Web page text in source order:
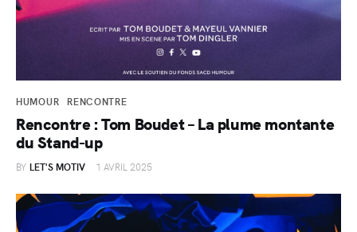
HUMOUR RENCONTRE
Rencontre : Tom Boudet – La plume montante
du Stand-up
BY LET'S MOTIV 1 AVRIL 2025